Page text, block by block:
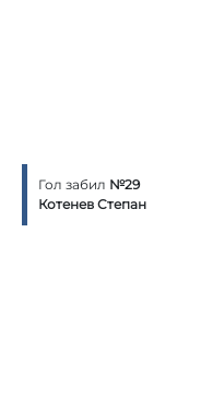
Гол забил №29
Котенев Степан